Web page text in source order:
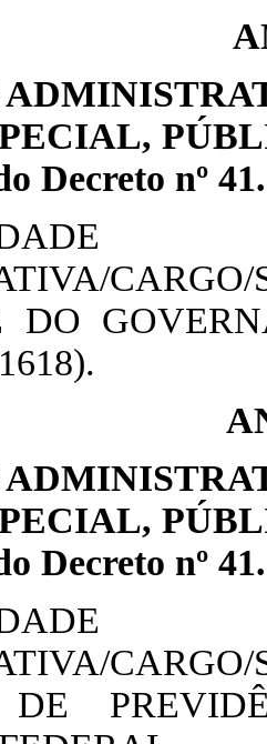
Decreto nº
Decreto nº
DE